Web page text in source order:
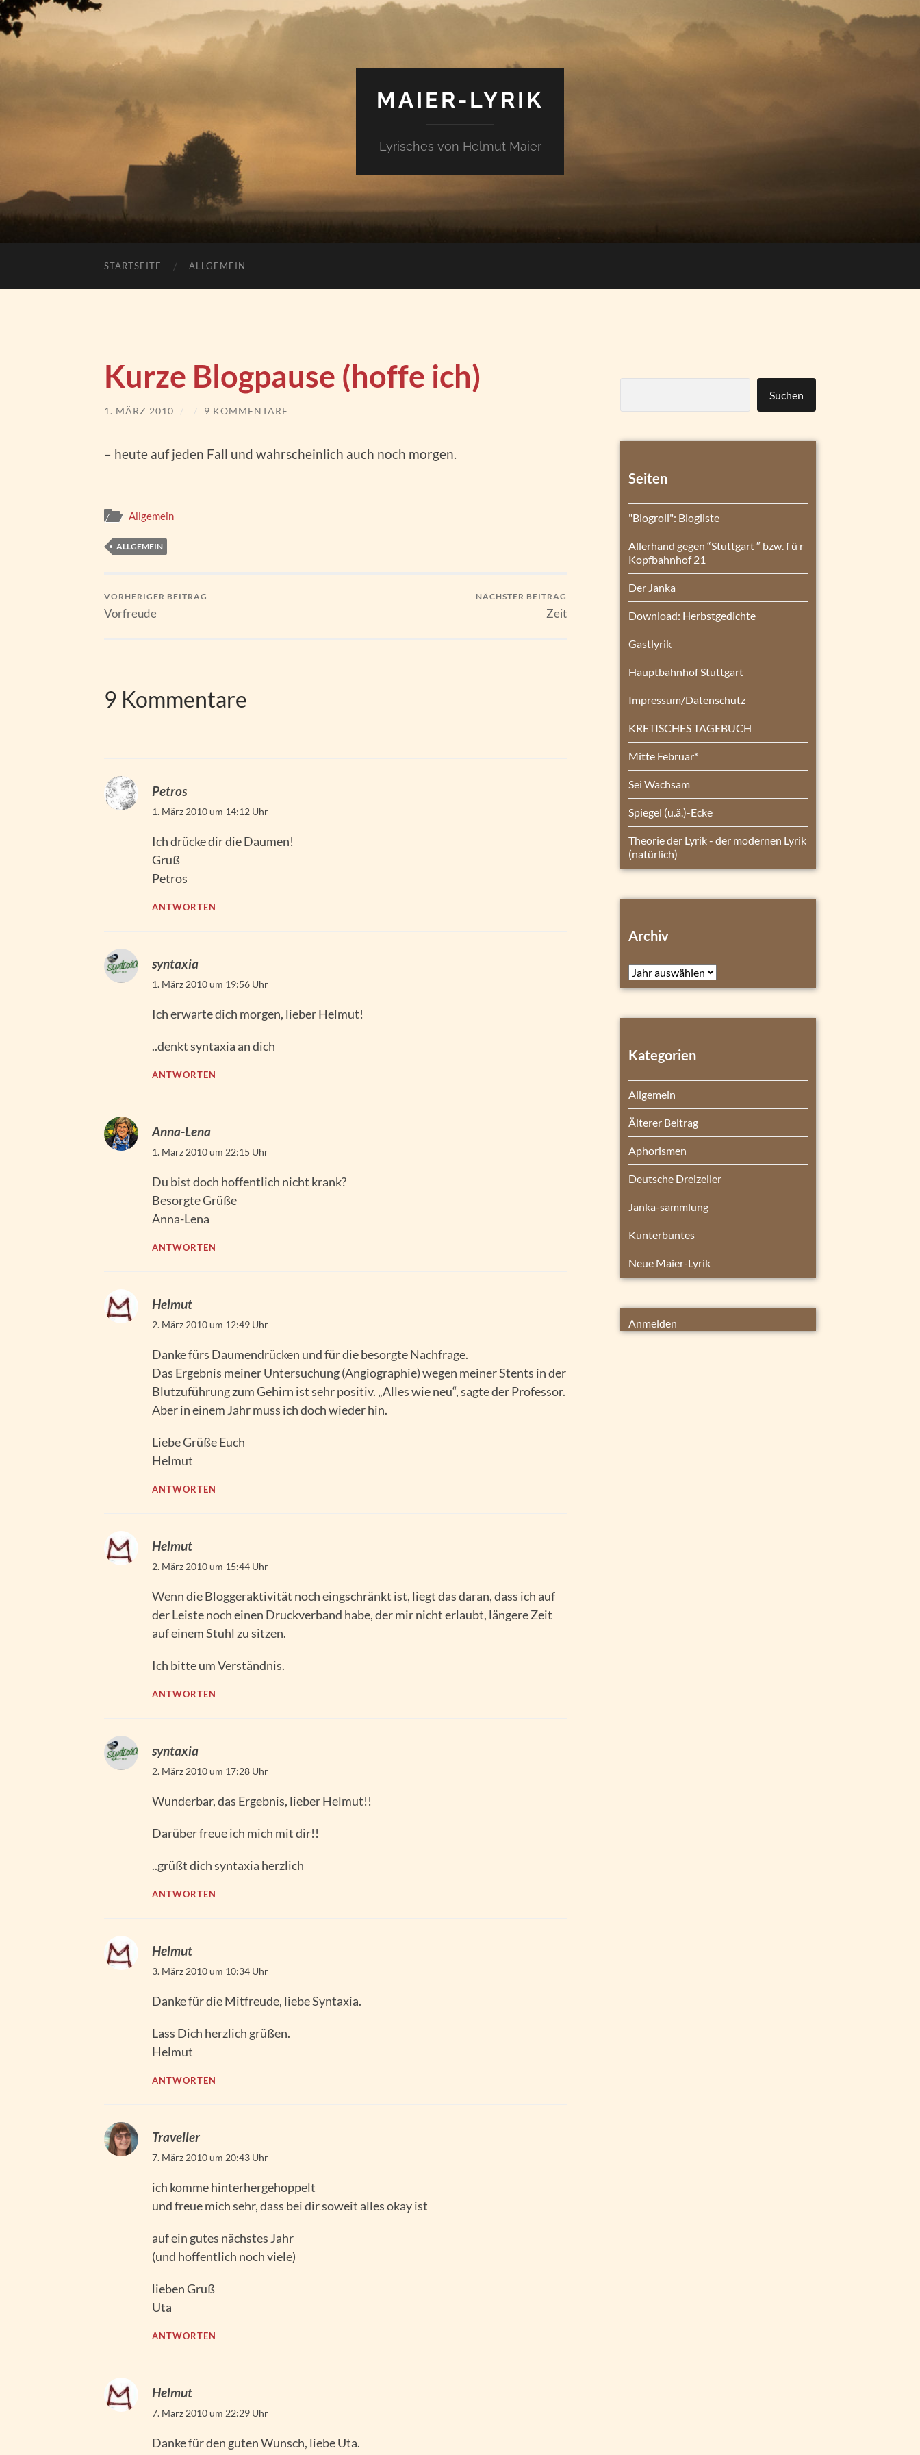
MAIER-LYRIK
Lyrisches von Helmut Maier
STARTSEITE ALLGEMEIN
Kurze Blogpause (hoffe ich)
1. MÄRZ 2010 / / 9 KOMMENTARE
– heute auf jeden Fall und wahrscheinlich auch noch morgen.
Allgemein
ALLGEMEIN
VORHERIGER BEITRAG
Vorfreude
NÄCHSTER BEITRAG
Zeit
9 Kommentare
Petros
1. März 2010 um 14:12 Uhr
Ich drücke dir die Daumen!
Gruß
Petros
ANTWORTEN
syntaxia
1. März 2010 um 19:56 Uhr
Ich erwarte dich morgen, lieber Helmut!
..denkt syntaxia an dich
ANTWORTEN
Anna-Lena
1. März 2010 um 22:15 Uhr
Du bist doch hoffentlich nicht krank?
Besorgte Grüße
Anna-Lena
ANTWORTEN
Helmut
2. März 2010 um 12:49 Uhr
Danke fürs Daumendrücken und für die besorgte Nachfrage.
Das Ergebnis meiner Untersuchung (Angiographie) wegen meiner Stents in der
Blutzuführung zum Gehirn ist sehr positiv. „Alles wie neu“, sagte der Professor.
Aber in einem Jahr muss ich doch wieder hin.
Liebe Grüße Euch
Helmut
ANTWORTEN
Helmut
2. März 2010 um 15:44 Uhr
Wenn die Bloggeraktivität noch eingschränkt ist, liegt das daran, dass ich auf
der Leiste noch einen Druckverband habe, der mir nicht erlaubt, längere Zeit
auf einem Stuhl zu sitzen.
Ich bitte um Verständnis.
ANTWORTEN
syntaxia
2. März 2010 um 17:28 Uhr
Wunderbar, das Ergebnis, lieber Helmut!!
Darüber freue ich mich mit dir!!
..grüßt dich syntaxia herzlich
ANTWORTEN
Helmut
3. März 2010 um 10:34 Uhr
Danke für die Mitfreude, liebe Syntaxia.
Lass Dich herzlich grüßen.
Helmut
ANTWORTEN
Traveller
7. März 2010 um 20:43 Uhr
ich komme hinterhergehoppelt
und freue mich sehr, dass bei dir soweit alles okay ist
auf ein gutes nächstes Jahr
(und hoffentlich noch viele)
lieben Gruß
Uta
ANTWORTEN
Helmut
7. März 2010 um 22:29 Uhr
Danke für den guten Wunsch, liebe Uta.
Suchen
Seiten
"Blogroll": Blogliste
Allerhand gegen “Stuttgart ″ bzw. f ü r
Kopfbahnhof 21
Der Janka
Download: Herbstgedichte
Gastlyrik
Hauptbahnhof Stuttgart
Impressum/Datenschutz
KRETISCHES TAGEBUCH
Mitte Februar*
Sei Wachsam
Spiegel (u.ä.)-Ecke
Theorie der Lyrik - der modernen Lyrik
(natürlich)
Archiv
Archiv
Kategorien
Allgemein
Älterer Beitrag
Aphorismen
Deutsche Dreizeiler
Janka-sammlung
Kunterbuntes
Neue Maier-Lyrik
Anmelden